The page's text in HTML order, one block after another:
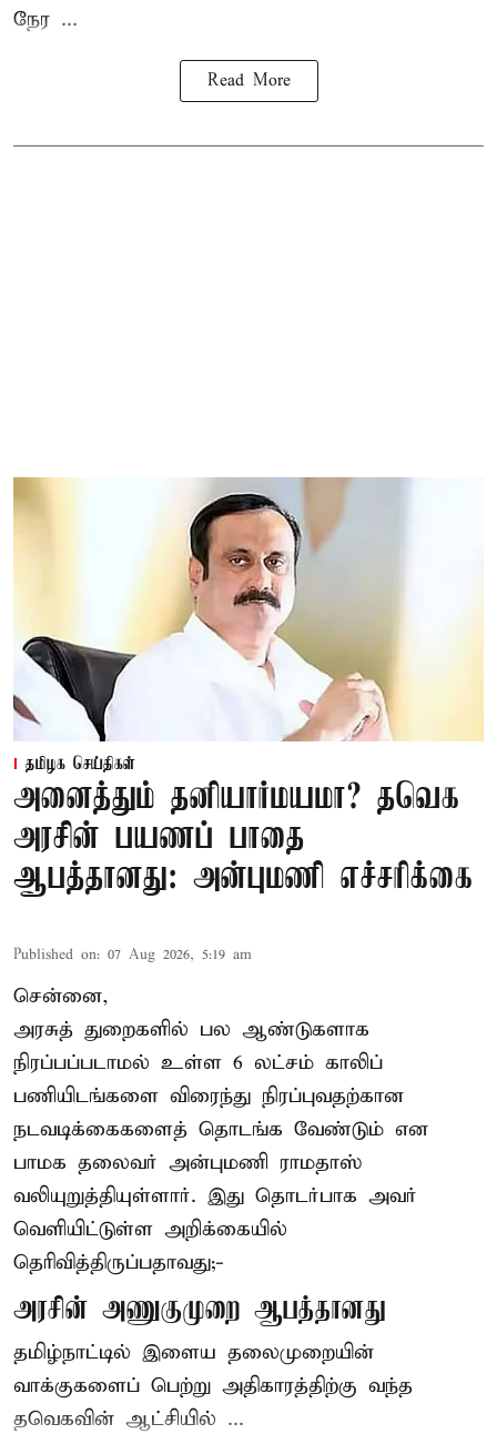
நேர ...
Read More
தமிழக செய்திகள்
அனைத்தும் தனியார்மயமா? தவெக
அரசின் பயணப் பாதை
ஆபத்தானது: அன்புமணி எச்சரிக்கை
Published on: 07 Aug 2026, 5:19 am
சென்னை,
அரசுத் துறைகளில் பல ஆண்டுகளாக
நிரப்பப்படாமல் உள்ள 6 லட்சம் காலிப்
பணியிடங்களை விரைந்து நிரப்புவதற்கான
நடவடிக்கைகளைத் தொடங்க வேண்டும் என
பாமக தலைவர் அன்புமணி ராமதாஸ்
வலியுறுத்தியுள்ளார். இது தொடர்பாக அவர்
வெளியிட்டுள்ள அறிக்கையில்
தெரிவித்திருப்பதாவது;-
அரசின் அணுகுமுறை ஆபத்தானது
தமிழ்நாட்டில் இளைய தலைமுறையின்
வாக்குகளைப் பெற்று அதிகாரத்திற்கு வந்த
தவெகவின் ஆட்சியில் ...